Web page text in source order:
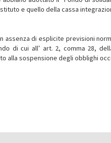
e quello della cassa
assenza di esplicite previsioni
di cui all’ art. 2, comma 28,
alla sospensione degli obblighi